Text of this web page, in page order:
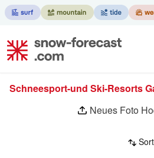
Schneesport-und Ski-Resorts
Neues Foto